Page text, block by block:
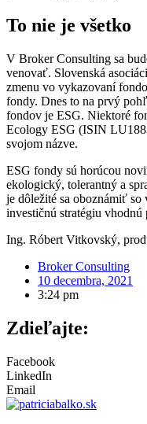
To nie je všetko
V Broker Consulting sa
venovať. Slovenská
zmenu vo vykazovaní
fondy. Dnes to na prvý
fondov je ESG. Niektoré
Ecology ESG (ISIN
svojom názve.
ESG fondy sú horúcou
ekologický, tolerantný a
je dôležité sa oboznámiť
investičnú stratégiu vhodnú
Ing. Róbert Vitkovský,
Broker Consulting
10 decembra, 2021
3:24 pm
Zdieľajte:
Facebook
LinkedIn
Email